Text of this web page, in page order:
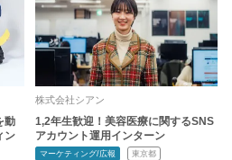
動
ン
株式会社シアン
1,2年生歓迎！美容医療に関するSNS
アカウント運用インターン
マーケティング/広報 東京都